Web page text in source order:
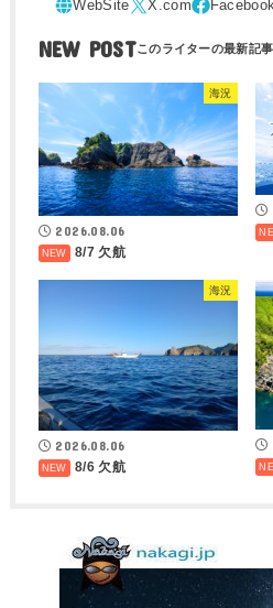
NEW POST
海況
2026.08.06
8/7 欠航
海況
2026.08.06
8/6 欠航